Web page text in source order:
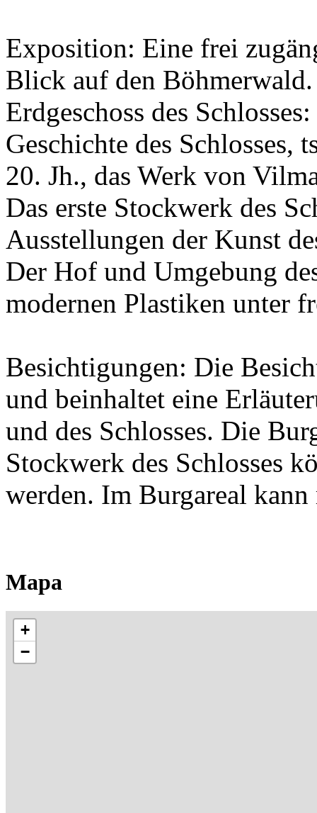
Exposition: Eine frei
Blick auf den Böhmerwald.
Erdgeschoss des
Geschichte des Schlosses,
20. Jh., das Werk von
Das erste Stockwerk des
Ausstellungen der Kunst
Der Hof und Umgebung
modernen Plastiken unter
Besichtigungen: Die
und beinhaltet eine
und des Schlosses. Die
Stockwerk des Schlosses
werden. Im Burgareal
Mapa